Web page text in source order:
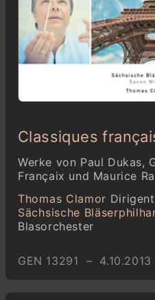
Classiques
Werke von Paul Dukas,
Françaix und Maurice
Thomas Clamor Dirigent
Sächsische
Blasorchester
GEN 13291 – 4.10.2013